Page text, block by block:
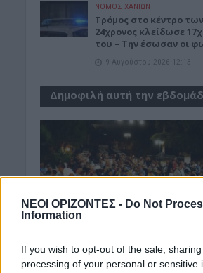
ΝΕΟΙ ΟΡΙΖΟΝΤΕΣ - Do Not
Information
If you wish to opt-out of the sale,
processing of your personal or sensitive
ΝΟΜΌΣ ΧΑΝΊΩΝ
Τρόμος στο κέντρο
24χρονος κλείδωσε
του – Την έσωσαν οι
9 Αυγούστου 2026 12:13
Δημοφιλή αυτή την